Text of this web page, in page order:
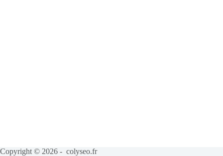
Copyright © 2026 - colyseo.fr